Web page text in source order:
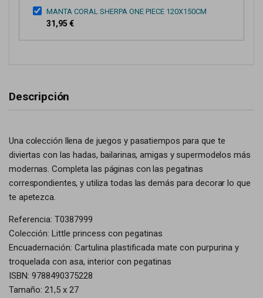
MANTA CORAL SHERPA ONE PIECE 120X150CM
31,95 €
Descripción
Una colección llena de juegos y pasatiempos para que te
diviertas con las hadas, bailarinas, amigas y supermodelos más
modernas. Completa las páginas con las pegatinas
correspondientes, y utiliza todas las demás para decorar lo que
te apetezca.
Referencia: T0387999
Colección: Little princess con pegatinas
Encuadernación: Cartulina plastificada mate con purpurina y
troquelada con asa, interior con pegatinas
ISBN: 9788490375228
Tamaño: 21,5 x 27